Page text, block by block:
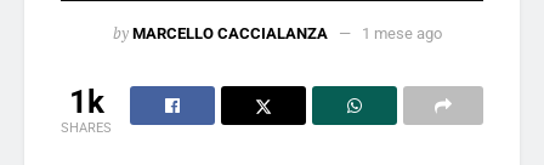
by MARCELLO CACCIALANZA 1 mese ago
1k
SHARES